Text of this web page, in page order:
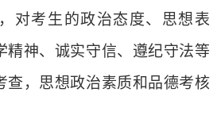
对考生的政治态度、思想表
精神、诚实守信、遵纪守法等
查 ， 思想政治素质和品德考核